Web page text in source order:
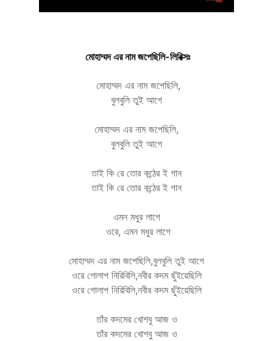
মোহাম্মদ এর নাম জপেছিলি-লিরিক্সঃ
মোহাম্মদ এর নাম জপেছিলি,
বুলবুলি তুই আগে
মোহাম্মদ এর নাম জপেছিলি,
বুলবুলি তুই আগে
তাই কি রে তোর কন্ঠের ই গান
তাই কি রে তোর কন্ঠের ই গান
এমন মধুর লাগে
ওরে, এমন মধুর লাগে
মোহাম্মদ এর নাম জপেছিলি,বুলবুলি তুই আগে
ওরে গোলাপ নিরিবিলি,নবীর কদম ছুঁইয়েছিলি
ওরে গোলাপ নিরিবিলি,নবীর কদম ছুঁইয়েছিলি
তাঁর কদমের খোশবু আজ ও
তাঁর কদমের খোশবু আজ ও